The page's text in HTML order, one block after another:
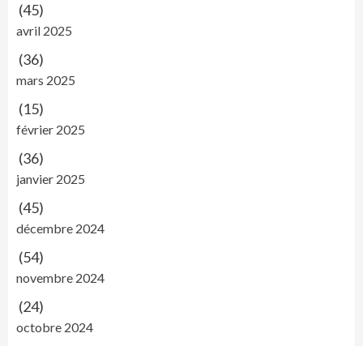
(45)
avril 2025
(36)
mars 2025
(15)
février 2025
(36)
janvier 2025
(45)
décembre 2024
(54)
novembre 2024
(24)
octobre 2024